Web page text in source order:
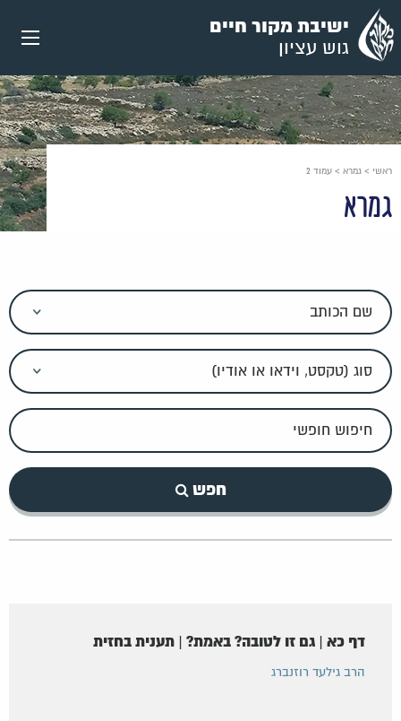
עבור
אל
תוכן
העמוד
ישיבת מקור חיים
גוש עציון
ראשי > גמרא > עמוד 2
גמרא
חיפוש
חופשי
חפש
דף כא | גם זו לטובה? באמת? | תענית בחזית
הרב גילעד רוזנברג